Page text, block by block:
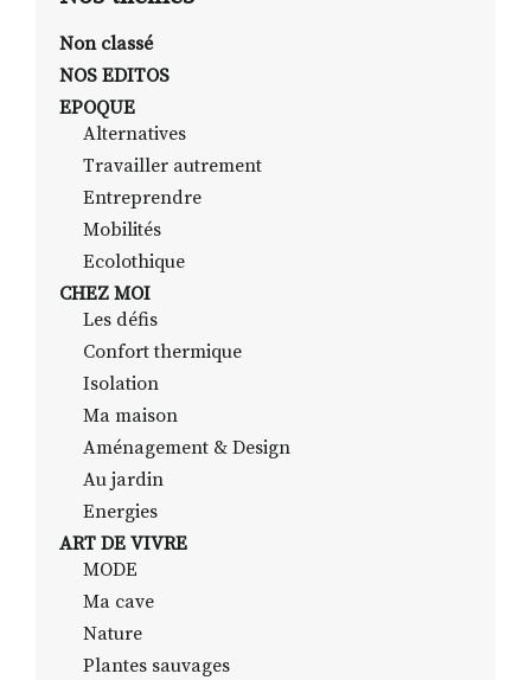
ROSÉE DE MAI
RECHERCHER
Non classé
NOS EDITOS
EPOQUE
Alternatives
Travailler autrement
Entreprendre
Mobilités
Ecolothique
CHEZ MOI
Les défis
Confort thermique
Isolation
Ma maison
Aménagement & Design
Au jardin
Energies
ART DE VIVRE
MODE
Ma cave
Nature
Plantes sauvages